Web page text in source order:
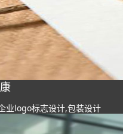
业logo标志设计,包装设计